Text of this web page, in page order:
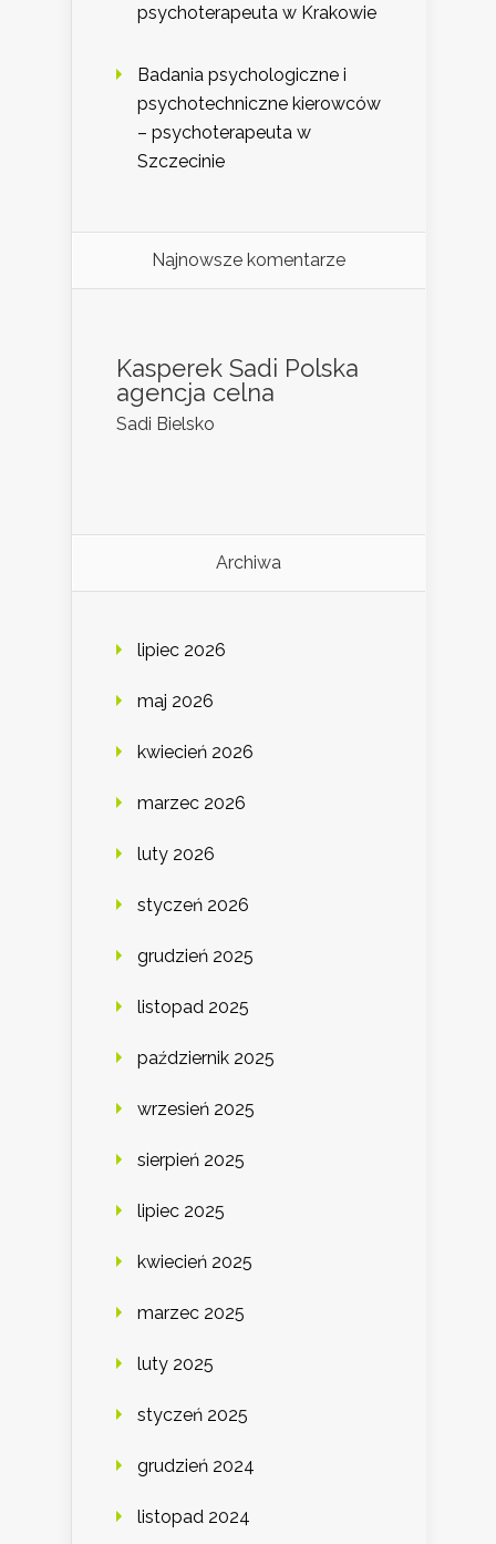
psychoterapeuta w Krakowie
Badania psychologiczne i
psychotechniczne kierowców
– psychoterapeuta w
Szczecinie
Najnowsze komentarze
Kasperek Sadi Polska
agencja celna
Sadi Bielsko
Archiwa
lipiec 2026
maj 2026
kwiecień 2026
marzec 2026
luty 2026
styczeń 2026
grudzień 2025
listopad 2025
październik 2025
wrzesień 2025
sierpień 2025
lipiec 2025
kwiecień 2025
marzec 2025
luty 2025
styczeń 2025
grudzień 2024
listopad 2024